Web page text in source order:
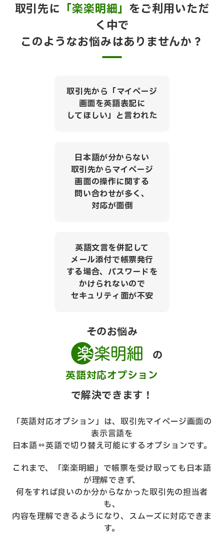
取引先に 「楽楽明細」 をご利用いただ
く中で
このようなお悩みはありませんか？
取引先から「マイページ
画面を英語表記に
してほしい」と言われた
日本語が分からない
取引先からマイページ
画面の操作に関する
問い合わせが多く、
対応が面倒
英語文言を併記して
メール添付で帳票発行
する場合、パスワードを
かけられないので
セキュリティ面が不安
そのお悩み
の
英語対応オプション
で解決できます！
「英語対応オプション」は、取引先マイページ画面の
表示言語を
日本語⇔英語で切り替え可能にするオプションです。
これまで、「楽楽明細」で帳票を受け取っても日本語
が理解できず、
何をすれば良いのか分からなかった取引先の担当者
も、
内容を理解できるようになり、スムーズに対応できま
す。